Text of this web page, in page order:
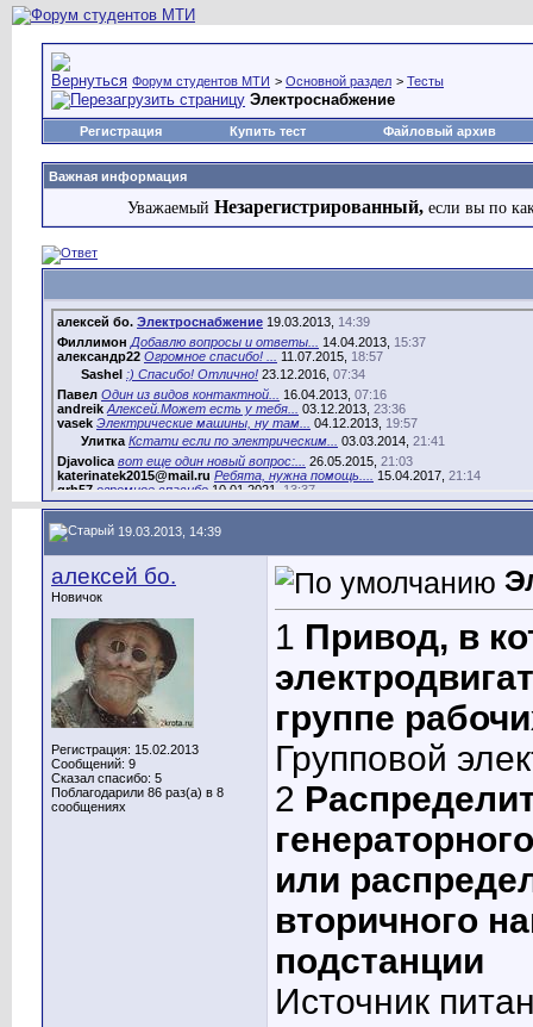
Форум студентов МТИ > Основной раздел > Тесты
Электроснабжение
Регистрация Купить тест Файловый архив
Важная информация
Уважаемый Незарегистрированный, если вы по
алексей бо. Электроснабжение 19.03.2013, 14:39
Филлимон Добавлю вопросы и ответы... 14.04.2013, 15:37
александр22 Огромное спасибо! ... 11.07.2015, 18:57
Sashel :) Спасибо! Отлично! 23.12.2016, 07:34
Павел Один из видов контактной... 16.04.2013, 07:16
andreik Алексей.Может есть у тебя... 03.12.2013, 23:36
vasek Электрические машины, ну там... 04.12.2013, 19:57
Улитка Кстати если по электрическим... 03.03.2014, 21:41
Djavolica вот еще один новый вопрос:... 26.05.2015, 21:03
katerinatek2015@mail.ru Ребята, нужна помощь.... 15.04.2017, 21:14
grh57 огромное спасибо 10.01.2021, 13:37
Marser Всем привет, проблемы с...07.10.2024,21:03
19.03.2013, 14:39
алексей бо.
Новичок
Регистрация: 15.02.2013
Сообщений: 9
Сказал спасибо: 5
Поблагодарили 86 раз(а) в 8
сообщениях
1 Привод, в
группе
Групповой
2
или
вторичного
подстанции
Источник